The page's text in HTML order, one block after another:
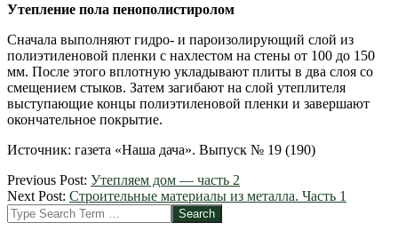
Утепление пола пенополистиролом
Сначала выполняют гидро- и пароизолирующий слой из
полиэтиленовой пленки с нахлестом на стены от 100 до 150
мм. После этого вплотную укладывают плиты в два слоя со
смещением стыков. Затем загибают на слой утеплителя
выступающие концы полиэтиленовой пленки и завершают
окончательное покрытие.
Источник: газета «Наша дача». Выпуск № 19 (190)
2012-
03-
09
Previous Post: Утепляем дом — часть 2
Next Post: Строительные материалы из металла. Часть 1
Search